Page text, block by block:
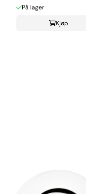
På lager
Kjøp